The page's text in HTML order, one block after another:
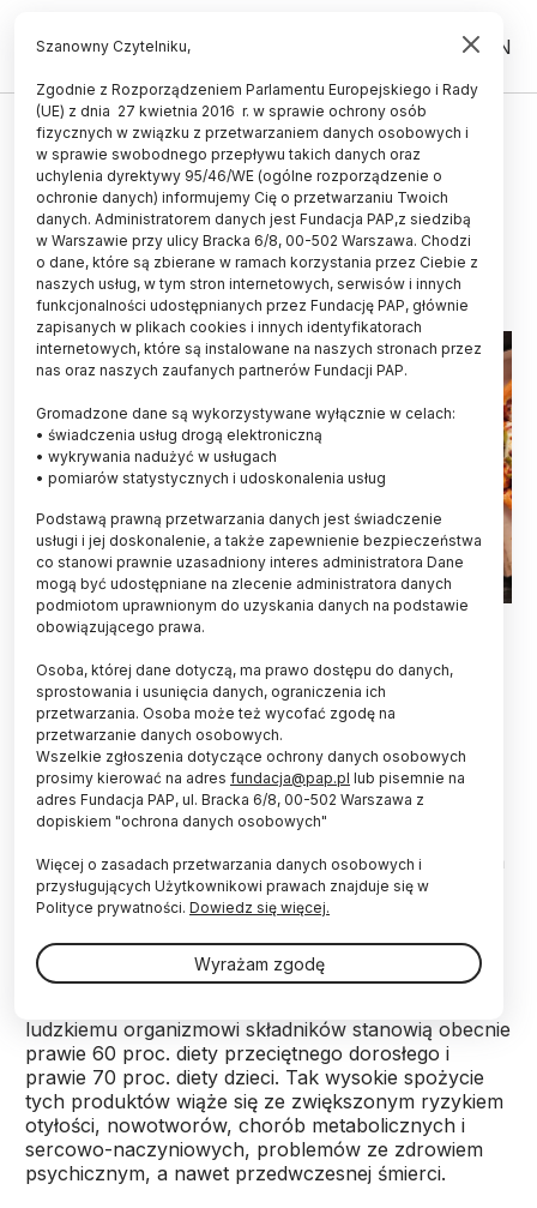
PL EN
ŚWIAT
Żywność ultraprzetworzona ma
związek ze stanem zapalnym
12.09.2025
aktualizacja: 12.09.2025
4 minuty czytania
Fot. Adobe Stock
Wysokie spożycie żywności ultraprzetworzonej
związane jest z ogólnoustrojowym stanem
zapalnym – informuje „The American Journal of
Medicine”.
Żywność ultraprzetworzona (UPF) to produkty
modyfikowane przemysłowo – na przykład napoje
gazowane, przekąski i przetworzone mięso. Zawiera
wiele dodatków i ma niewielką wartość odżywczą,
jest bardziej kaloryczna, za to dłużej przydatna do
ludzkiemu organizmowi składników stanowią obecnie
prawie 60 proc. diety przeciętnego dorosłego i
prawie 70 proc. diety dzieci. Tak wysokie spożycie
tych produktów wiąże się ze zwiększonym ryzykiem
otyłości, nowotworów, chorób metabolicznych i
sercowo-naczyniowych, problemów ze zdrowiem
psychicznym, a nawet przedwczesnej śmierci.
Szanowny Czytelniku,
Zgodnie z Rozporządzeniem Parlamentu Europejskiego i Rady
(UE) z dnia 27 kwietnia 2016 r. w sprawie ochrony osób
fizycznych w związku z przetwarzaniem danych osobowych i
w sprawie swobodnego przepływu takich danych oraz
uchylenia dyrektywy 95/46/WE (ogólne rozporządzenie o
ochronie danych) informujemy Cię o przetwarzaniu Twoich
danych. Administratorem danych jest Fundacja PAP,z siedzibą
w Warszawie przy ulicy Bracka 6/8, 00-502 Warszawa. Chodzi
o dane, które są zbierane w ramach korzystania przez Ciebie z
naszych usług, w tym stron internetowych, serwisów i innych
funkcjonalności udostępnianych przez Fundację PAP, głównie
zapisanych w plikach cookies i innych identyfikatorach
internetowych, które są instalowane na naszych stronach przez
nas oraz naszych zaufanych partnerów Fundacji PAP.
Gromadzone dane są wykorzystywane wyłącznie w celach:
• świadczenia usług drogą elektroniczną
• wykrywania nadużyć w usługach
• pomiarów statystycznych i udoskonalenia usług
Podstawą prawną przetwarzania danych jest świadczenie
usługi i jej doskonalenie, a także zapewnienie bezpieczeństwa
co stanowi prawnie uzasadniony interes administratora Dane
mogą być udostępniane na zlecenie administratora danych
podmiotom uprawnionym do uzyskania danych na podstawie
obowiązującego prawa.
Osoba, której dane dotyczą, ma prawo dostępu do danych,
sprostowania i usunięcia danych, ograniczenia ich
przetwarzania. Osoba może też wycofać zgodę na
przetwarzanie danych osobowych.
Wszelkie zgłoszenia dotyczące ochrony danych osobowych
prosimy kierować na adres fundacja@pap.pl lub pisemnie na
adres Fundacja PAP, ul. Bracka 6/8, 00-502 Warszawa z
dopiskiem "ochrona danych osobowych"
Więcej o zasadach przetwarzania danych osobowych i
przysługujących Użytkownikowi prawach znajduje się w
Polityce prywatności. Dowiedz się więcej.
Wyrażam zgodę